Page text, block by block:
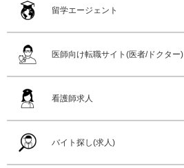
留学エージェント
医師向け転職サイト(医者/ドクター)
看護師求人
バイト探し(求人)